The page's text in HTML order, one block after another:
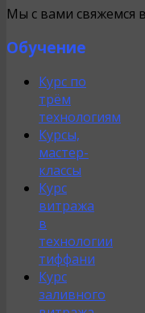
Мы с вами свяжемся
Обучение
Курс по
трём
технологиям
Курсы,
мастер-
классы
Курс
витража
в
технологии
тиффани
Курс
заливного